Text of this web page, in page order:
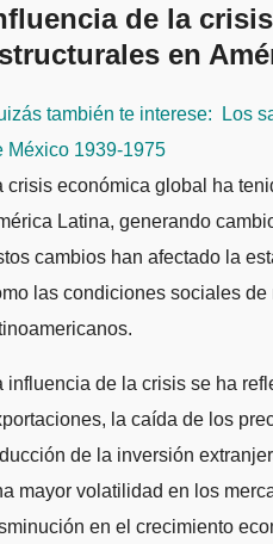
de la
en
también te interese:
Los
México 1939-1975
crisis económica global ha
Latina, generando
cambios han afectado la
las condiciones sociales de
influencia de la crisis se ha
la caída de los
de la inversión
mayor volatilidad en los
en el crecimiento